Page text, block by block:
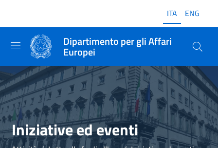
ITA ENG
Dipartimento per gli Affari
Europei
Iniziative ed eventi